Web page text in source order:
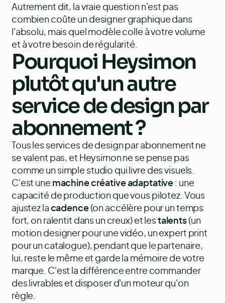
Autrement dit, la vraie question n'est pas
combien coûte un designer graphique dans
l'absolu, mais quel modèle colle à votre volume
et à votre besoin de régularité.
Pourquoi Heysimon
plutôt qu'un autre
service de design par
abonnement ?
Tous les services de design par abonnement ne
se valent pas, et Heysimon ne se pense pas
comme un simple studio qui livre des visuels.
C'est une machine créative adaptative : une
capacité de production que vous pilotez. Vous
ajustez la cadence(on accélère pour un temps
fort, on ralentit dans un creux) et lestalents(un
motion designer pour une vidéo, un expert print
pour un catalogue), pendant que le partenaire,
lui, reste le même et garde la mémoire de votre
marque. C'est la différence entre commander
des livrables et disposer d'un moteur qu'on
règle.